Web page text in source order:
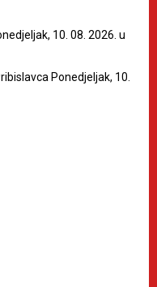
10. 08. 2026. u
Ponedjeljak, 10.